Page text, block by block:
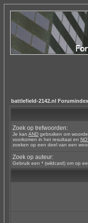
battlefield-2142.nl Forumindex
Zoek op trefwoorden:
Je kan AND gebruiken om
voorkomen in het resultaat en
zoeken op een deel van een
Zoek op auteur:
Gebruik een * (wildcard) om op